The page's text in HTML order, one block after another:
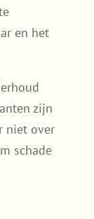
en het
zijn
niet over
schade